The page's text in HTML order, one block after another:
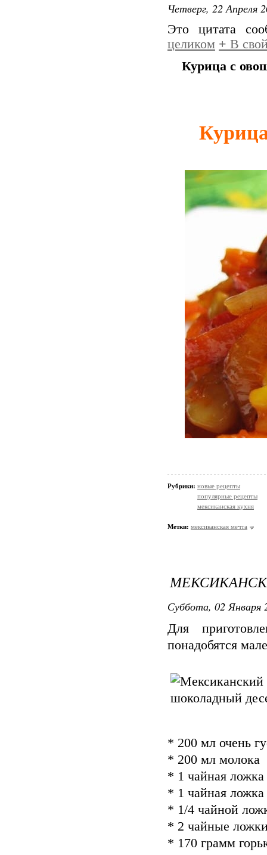
Четверг, 22 Апреля
Это цитата
целиком + В
Курица с
Рубрики: новые рецепты
популярные рецепты
мексиканская кухня
Метки: мексиканская мечта
Суббота, 02 Января
Для
понадобятся
* 200 мл очень
* 200 мл молока
* 1 чайная
* 1 чайная
* 1/4 чайной
* 2 чайные
* 170 грамм